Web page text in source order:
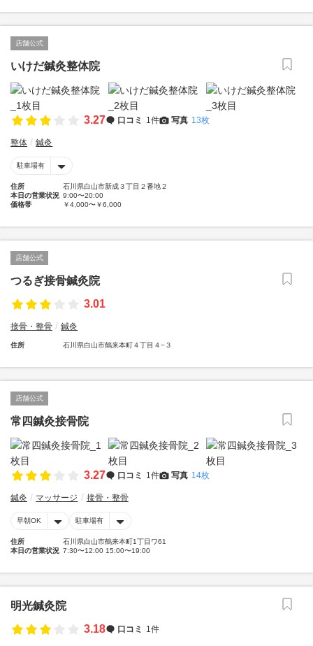
店舗公式
いけだ鍼灸整体院
3.27 口コミ 1件 写真 13枚
整体 鍼灸
駐車場有
住所
石川県白山市新成３丁目２番地２
本日の営業状況 9:00〜20:00
価格帯
￥4,000〜￥6,000
店舗公式
つるぎ接骨鍼灸院
3.01
接骨・整骨 鍼灸
住所 石川県白山市鶴来本町４丁目４−３
店舗公式
常四鍼灸接骨院
3.27 口コミ 1件 写真 14枚
鍼灸 マッサージ 接骨・整骨
早朝OK 駐車場有
住所
石川県白山市鶴来本町1丁目ワ61
本日の営業状況 7:30〜12:00 15:00〜19:00
明光鍼灸院
3.18
口コミ 1件